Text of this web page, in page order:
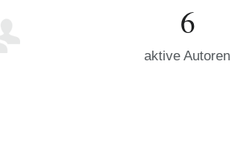
6
aktive Autoren